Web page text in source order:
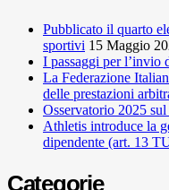
Pubblicato il quarto
sportivi 15 Maggio
I passaggi per l’invio
La Federazione
delle prestazioni
Osservatorio 2025
Athletis introduce la
dipendente (art. 13
Categorie